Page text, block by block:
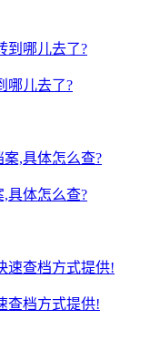
哪儿去了?
具体怎么查?
查档方式提供!